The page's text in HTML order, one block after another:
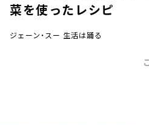
菜を使ったレシピ
ジェーン・スー 生活は踊る